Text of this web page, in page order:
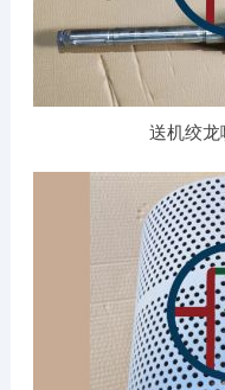
送机绞